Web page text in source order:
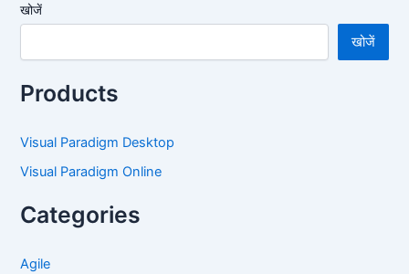
खोजें
खोजें
Products
Visual Paradigm Desktop
Visual Paradigm Online
Categories
Agile